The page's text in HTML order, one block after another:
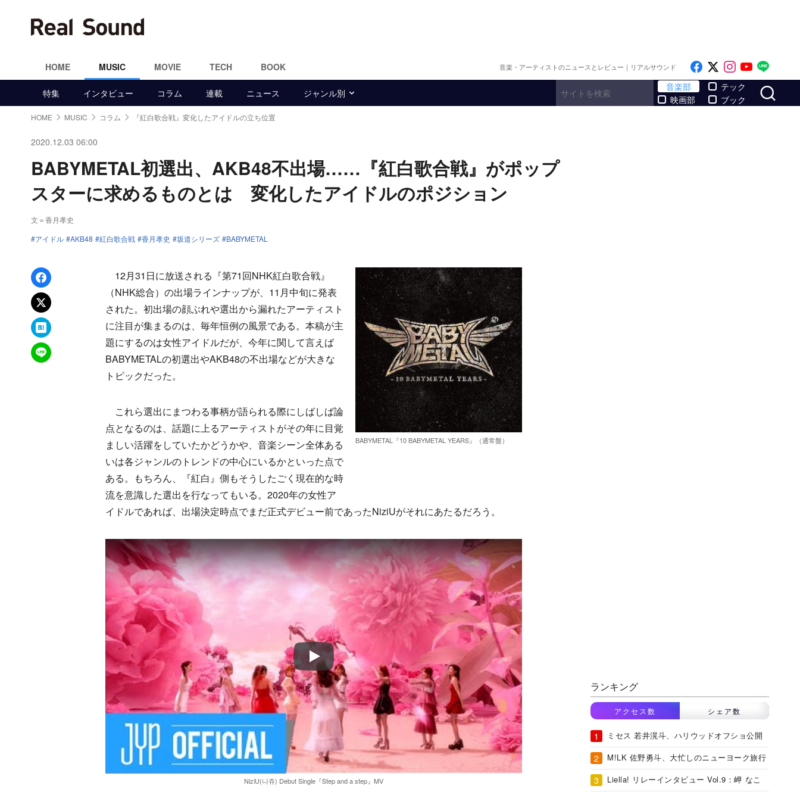
HOME MUSIC MOVIE TECH BOOK 音楽・アーティストのニュースとレビュー｜リアルサウンド Like on Facebook
Follow on x
Follow on
Follow
特集 インタビュー コラム 連載 ニュース ジャンル別
音楽部
映画部
テック
ブック
HOME MUSIC コラム 『紅白歌合戦』変化したアイドルの立ち位置
2020.12.03 06:00
BABYMETAL初選出、AKB48不出場……『紅白歌合戦』がポップ
スターに求めるものとは 変化したアイドルのポジション
文＝香月孝史
アイドル
AKB48 紅白歌合戦 香月孝史 坂道シリーズ BABYMETAL
Facebookでシェア
xでポスト
はてなブックマーク
LINEで送る
BABYMETAL『10 BABYMETAL YEARS』（通常盤）
12月31日に放送される『第71回NHK紅白歌合戦』
（NHK総合）の出場ラインナップが、11月中旬に発表
された。初出場の顔ぶれや選出から漏れたアーティスト
に注目が集まるのは、毎年恒例の風景である。本稿が主
題にするのは女性アイドルだが、今年に関して言えば
BABYMETALの初選出やAKB48の不出場などが大きな
トピックだった。
これら選出にまつわる事柄が語られる際にしばしば論
点となるのは、話題に上るアーティストがその年に目覚
ましい活躍をしていたかどうかや、音楽シーン全体ある
いは各ジャンルのトレンドの中心にいるかといった点で
ある。もちろん、『紅白』側もそうしたごく現在的な時
流を意識した選出を行なってもいる。2020年の女性ア
イドルであれば、出場決定時点でまだ正式デビュー前であったNiziUがそれにあたるだろう。
NiziU(니쥬) Debut Single『Step and a step』MV
ランキング
アクセス数 シェア数
ミセス 若井滉斗、ハリウッドオフショ公開
M!LK 佐野勇斗、大忙しのニューヨーク旅行
Liella! リレーインタビュー Vol.9：岬 なこ